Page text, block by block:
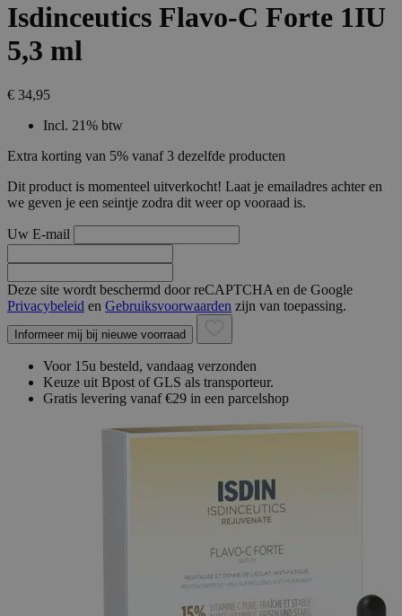
Isdinceutics Flavo-C Forte 1IU
5,3 ml
€ 34,95
Incl. 21% btw
Extra korting van 5% vanaf 3 dezelfde producten
Dit product is momenteel uitverkocht! Laat je emailadres achter en
we geven je een seintje zodra dit weer op vooraad is.
Uw E-mail
Deze site wordt beschermd door reCAPTCHA en de Google
Privacybeleid en Gebruiksvoorwaarden zijn van toepassing.
Informeer mij bij nieuwe voorraad
Voor 15u besteld, vandaag verzonden
Keuze uit Bpost of GLS als transporteur.
Gratis levering vanaf €29 in een parcelshop